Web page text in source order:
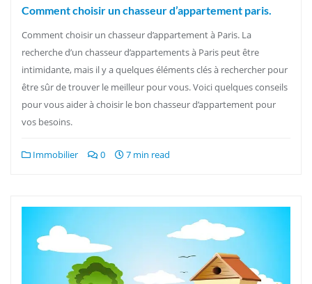
Comment choisir un chasseur d’appartement paris.
Comment choisir un chasseur d’appartement à Paris. La
recherche d’un chasseur d’appartements à Paris peut être
intimidante, mais il y a quelques éléments clés à rechercher pour
être sûr de trouver le meilleur pour vous. Voici quelques conseils
pour vous aider à choisir le bon chasseur d’appartement pour
vos besoins.
Immobilier 0 7 min read